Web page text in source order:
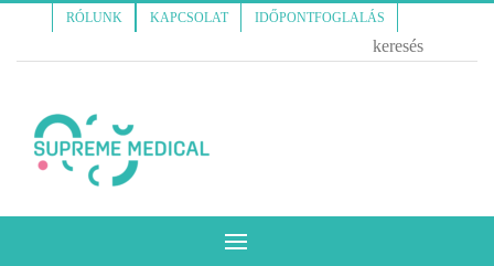
RÓLUNK KAPCSOLAT IDŐPONTFOGLALÁS